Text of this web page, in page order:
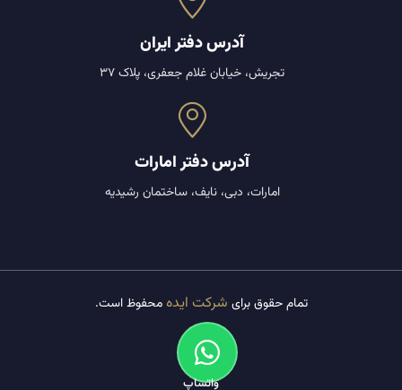
آدرس دفتر ایران
تجریش، خیابان غلام جعفری، پلاک 37
آدرس دفتر امارات
امارات، دبی، نایف، ساختمان رشیدیه
تمام حقوق برای شرکت ایدهمحفوظ است.
واتساپ